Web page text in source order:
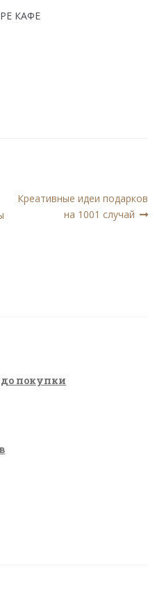
КАФЕ
Следующая
Креативные идеи подарков
на 1001 случай
до покупки